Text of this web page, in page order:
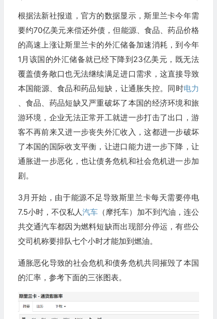
根据法新社报道，官方的数据显示，斯里兰卡今年需
要约70亿美元来偿还外债，但能源、食品、药品价格
的高速上涨让斯里兰卡的外汇储备加速消耗，到今年
1月该国的外汇储备就已经下降到23亿美元，既无法
覆盖债务敞口也无法继续满足进口需求，这直接导致
本国能源、食品和药品短缺，让通胀失控。同时电力
、食品、药品短缺又严重破坏了本国的经济环境和旅
游环境，企业无法正常开工就进一步打击了出口，游
客不再前来又进一步丧失外汇收入，这都进一步破坏
了本国的国际收支平衡，让进口能力进一步下降，让
通胀进一步恶化，也让债务危机和社会危机进一步加
剧。
3月开始，由于能源不足导致斯里兰卡每天需要停电
7.5小时，不仅私人汽车 （摩托车）加不到汽油，连公
共交通汽车都因为燃料短缺而出现部分停运，有些公
交司机称要排队七个小时才能加到燃油。
通胀恶化导致的社会危机和债务危机共同摧毁了本国
的汇率，参考下面的三张图表。